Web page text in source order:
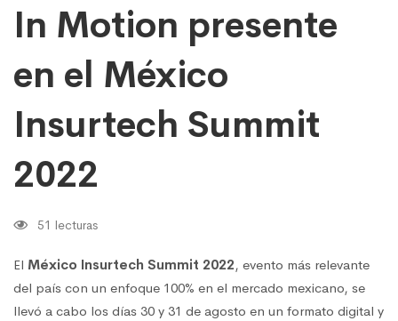
In Motion presente
en el México
Insurtech Summit
2022
51 lecturas
El México Insurtech Summit 2022, evento más relevante
del país con un enfoque 100% en el mercado mexicano, se
llevó a cabo los días 30 y 31 de agosto en un formato digital y